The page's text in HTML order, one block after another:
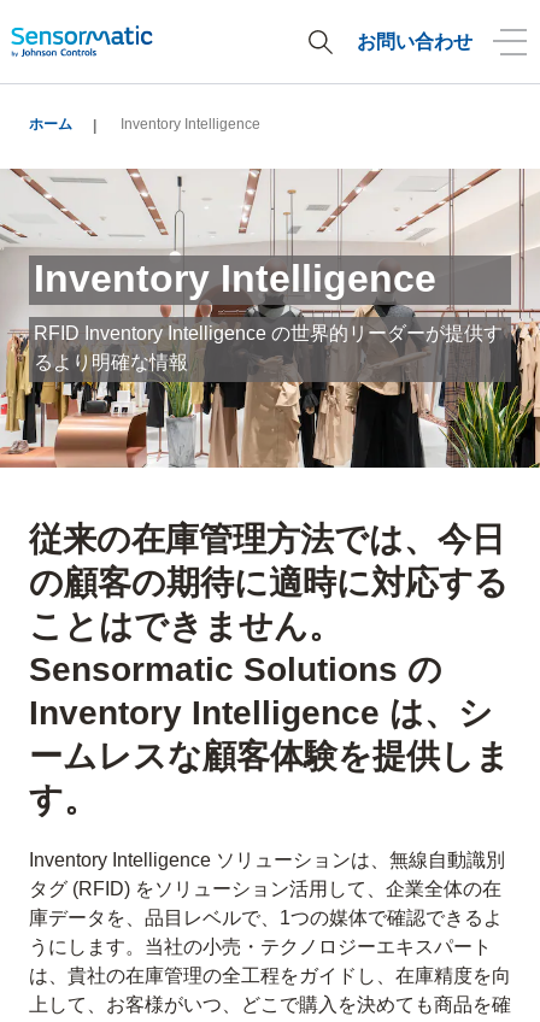
お問い合わせ
ホーム Inventory Intelligence
Inventory Intelligence
RFID Inventory Intelligence の世界的リーダーが提供す
るより明確な情報
従来の在庫管理方法では、今日
の顧客の期待に適時に対応する
ことはできません。
Sensormatic Solutions の
Inventory Intelligence は、シ
ームレスな顧客体験を提供しま
す。
Inventory Intelligence ソリューションは、無線自動識別
タグ (RFID) をソリューション活用して、企業全体の在
庫データを、品目レベルで、1つの媒体で確認できるよ
うにします。当社の小売・テクノロジーエキスパート
は、貴社の在庫管理の全工程をガイドし、在庫精度を向
上して、お客様がいつ、どこで購入を決めても商品を確